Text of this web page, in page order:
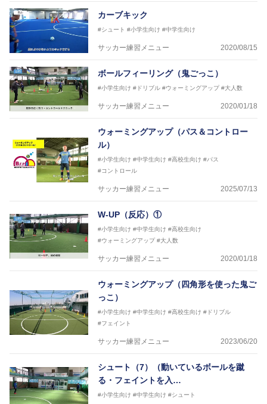
カーブキック
#シュート #小学生向け #中学生向け
サッカー練習メニュー 2020/08/15
ボールフィーリング（鬼ごっこ）
#小学生向け #ドリブル #ウォーミングアップ #大人数
サッカー練習メニュー 2020/01/18
ウォーミングアップ（パス＆コントロー
ル）
#小学生向け #中学生向け #高校生向け #パス
#コントロール
サッカー練習メニュー 2025/07/13
W-UP（反応）①
#小学生向け #中学生向け #高校生向け
#ウォーミングアップ #大人数
サッカー練習メニュー 2020/01/18
ウォーミングアップ（四角形を使った鬼ご
っこ）
#小学生向け #中学生向け #高校生向け #ドリブル
#フェイント
サッカー練習メニュー 2023/06/20
シュート（7）（動いているボールを蹴
る・フェイントを入…
#小学生向け #中学生向け #シュート